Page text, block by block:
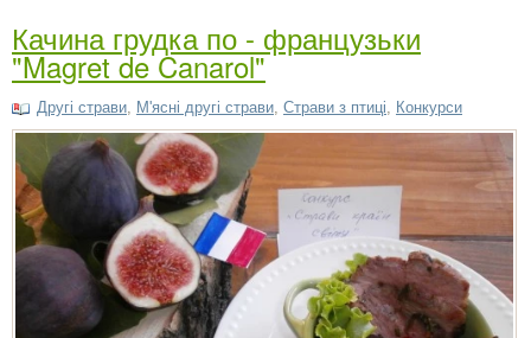
Качина грудка по - французьки
"Magret de Canarol"
Другі страви, М'ясні другі страви, Страви з птиці, Конкурси